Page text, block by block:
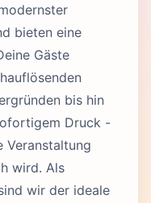
bieten eine
Gäste
bis hin
Druck -
Veranstaltung
wird. Als
wir der ideale